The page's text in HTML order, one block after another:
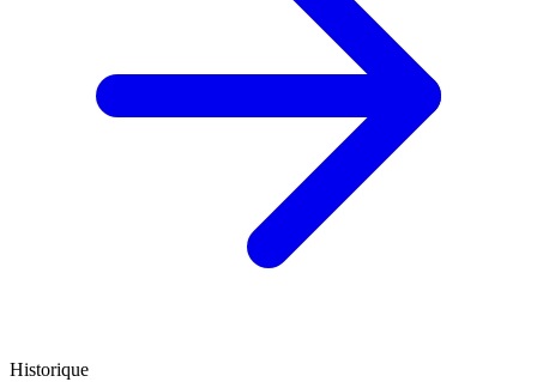
Historique